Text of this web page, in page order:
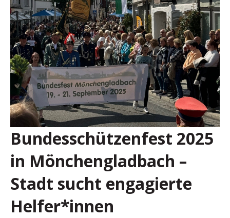
Bundesschützenfest 2025
in Mönchengladbach –
Stadt sucht engagierte
Helfer*innen